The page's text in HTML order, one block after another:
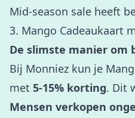
Mid-season sale heeft
3. Mango Cadeaukaart
De slimste manier om
Bij Monniez kun je
met 5-15% korting. Dit
Mensen verkopen